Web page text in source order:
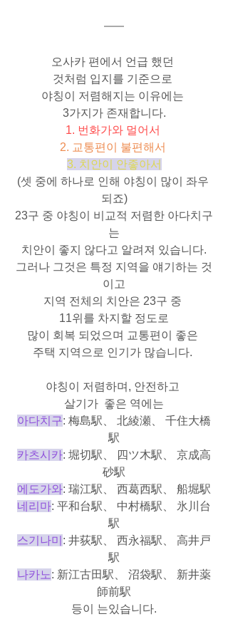
오사카 편에서 언급 했던
것처럼 입지를 기준으로
야칭이 저렴해지는 이유에는
3가지가 존재합니다.
1. 번화가와 멀어서
2. 교통편이 불편해서
3. 치안이 안좋아서
(셋 중에 하나로 인해 야칭이 많이 좌우
되죠)
23구 중 야칭이 비교적 저렴한 아다치구
는
치안이 좋지 않다고 알려져 있습니다.
그러나 그것은 특정 지역을 얘기하는 것
이고
지역 전체의 치안은 23구 중
11위를 차지할 정도로
많이 회복 되었으며 교통편이 좋은
주택 지역으로 인기가 많습니다.
야칭이 저렴하며, 안전하고
살기가  좋은 역에는
아다치구: 梅島駅、 北綾瀬、 千住大橋
駅
카츠시카: 堀切駅、 四ツ木駅、 京成高
砂駅
에도가와: 瑞江駅、 西葛西駅、 船堀駅
네리마: 平和台駅、 中村橋駅、 氷川台
駅
스기나미 : 井荻駅、 西永福駅、 高井戸
駅
나카노: 新江古田駅、 沼袋駅、 新井薬
師前駅
등이 는있습니다.